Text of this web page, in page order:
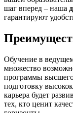
шаг вперед – наша
гарантируют
Обучение в
множество
программы
подготовку
карьера будет
тех, кто ценит